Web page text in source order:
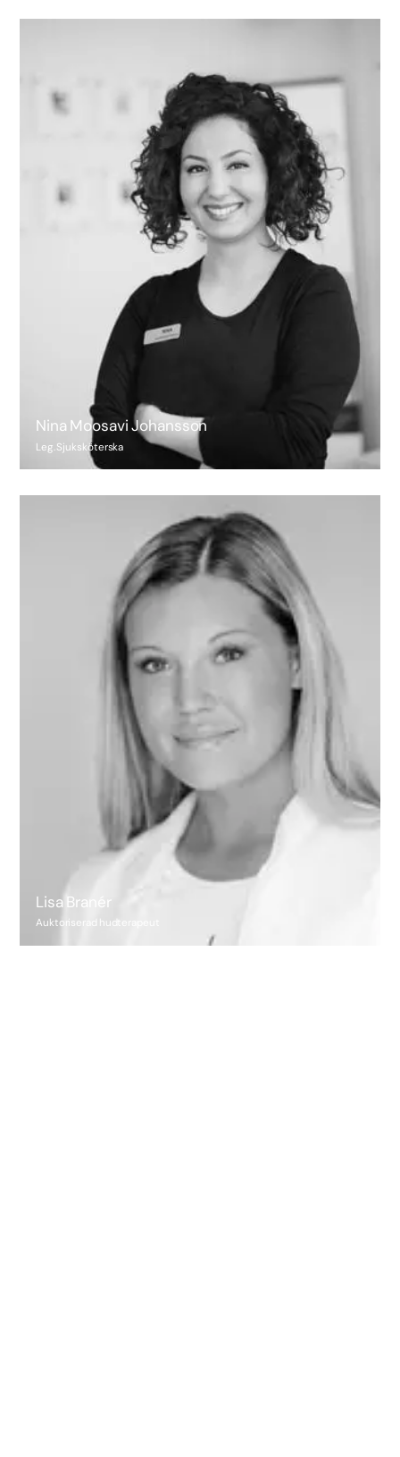
Nina Moosavi Johansson
Leg. Sjuksköterska
Lisa Branér
Auktoriserad hudterapeut